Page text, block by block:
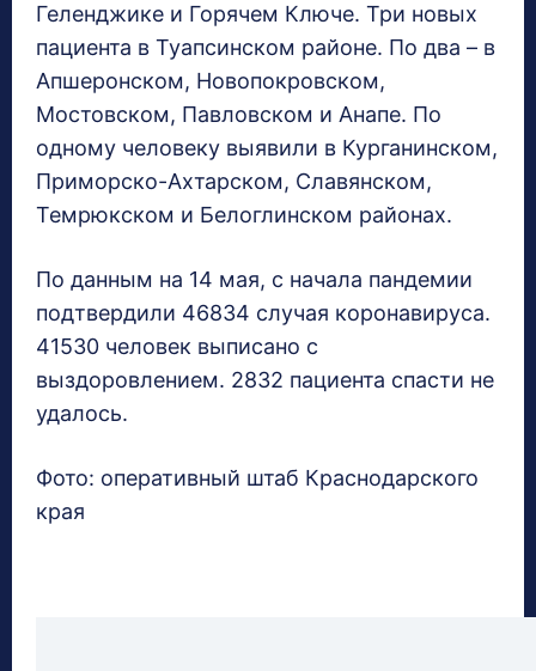
Геленджике и Горячем Ключе. Три новых
пациента в Туапсинском районе. По два – в
Апшеронском, Новопокровском,
Мостовском, Павловском и Анапе. По
одному человеку выявили в Курганинском,
Приморско-Ахтарском, Славянском,
Темрюкском и Белоглинском районах.
По данным на 14 мая, с начала пандемии
подтвердили 46834 случая коронавируса.
41530 человек выписано с
выздоровлением. 2832 пациента спасти не
удалось.
Фото: оперативный штаб Краснодарского
края